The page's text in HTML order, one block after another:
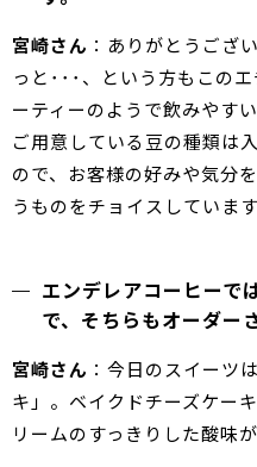
宮崎さん ：ありがとうござ
っと･･･、という方もこの
ーティーのようで飲みやす
ご用意している豆の種類は
ので、お客様の好みや気分
うものをチョイスしています
エンデレアコーヒーで
で、そちらもオーダー
宮崎さん ：今日のスイーツ
キ」。ベイクドチーズケー
リームのすっきりした酸味